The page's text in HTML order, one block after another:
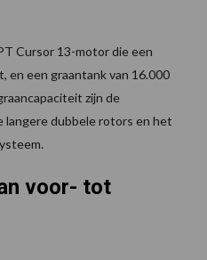
Cursor 13-motor die een
en een graantank van 16.000
zijn de
langere dubbele rotors en het
voor- tot